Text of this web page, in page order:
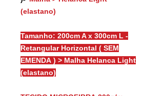
(elastano)
Tamanho: 200cm A x 300cm L -
Retangular Horizontal ( SEM
EMENDA ) > Malha Helanca Light
(elastano)